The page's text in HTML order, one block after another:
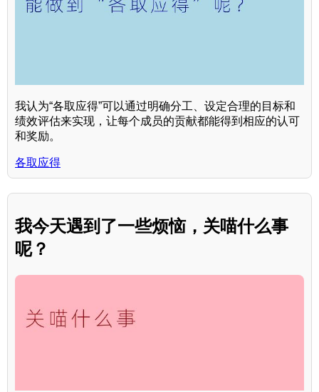
我认为“各取应得”可以通过明确分工、设定合理的目标和
绩效评估来实现，让每个成员的贡献都能得到相应的认可
和奖励。
各取应得
我今天遇到了一些烦恼，关喵什么事
呢？